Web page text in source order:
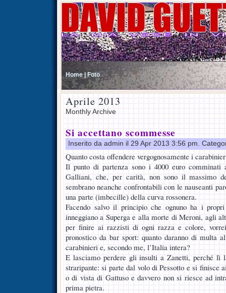
Home | Foto
Aprile 2013
Monthly Archive
Si accettano scommesse
Inserito da admin il 29 Apr 2013 3:56 pm.
Quanto costa offendere vergognosamente i
Il punto di partenza sono i 4000 euro
Galliani, che, per carità, non sono il massimo
sembrano neanche confrontabili con le nauseanti
una parte (imbecille) della curva rossonera.
Facendo salvo il principio che ognuno ha i
inneggiano a Superga e alla morte di Meroni, agli
per finire ai razzisti di ogni razza e colore,
pronostico da bar sport: quanto daranno di multa
carabinieri e, secondo me, l’Italia intera?
E lasciamo perdere gli insulti a Zanetti, perché lì
straripante: si parte dal volo di Pessotto e si finisce
o di vista di Gattuso e davvero non si riesce ad
prima pietra.